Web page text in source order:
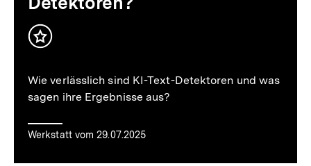
Inhalt
Wie verlässlich sind KI-Text-Detektoren und was
sagen ihre Ergebnisse aus?
Werkstatt vom 29.07.2025